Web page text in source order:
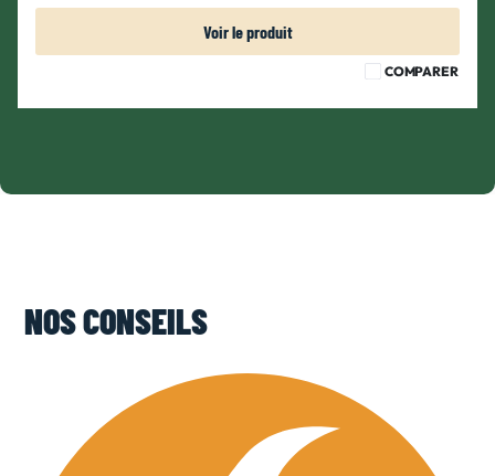
Voir le produit
COMPARER
NOS CONSEILS